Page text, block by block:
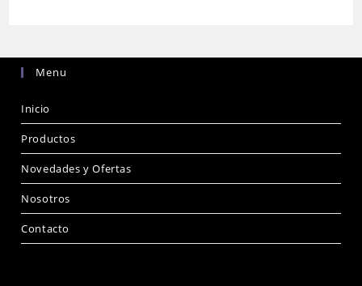
Menu
Inicio
Productos
Novedades y Ofertas
Nosotros
Contacto